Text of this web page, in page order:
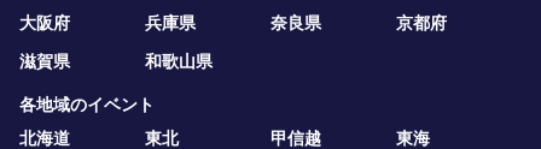
大阪府
兵庫県 奈良県
京都府
滋賀県
和歌山県
各地域のイベント
北海道
東北 甲信越
東海